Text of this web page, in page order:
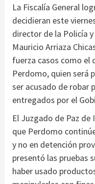
La Fiscalía General
decidieran este
director de la Policía
Mauricio Arriaza
fuerza casos como el
Perdomo, quien será
ser acusado de robar
entregados por el
El Juzgado de Paz
que Perdomo
y no en detención
presentó las pruebas
haber usado